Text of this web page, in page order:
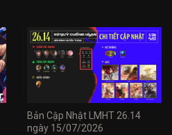
Bản Cập Nhật LMHT 26.14
ngày 15/07/2026